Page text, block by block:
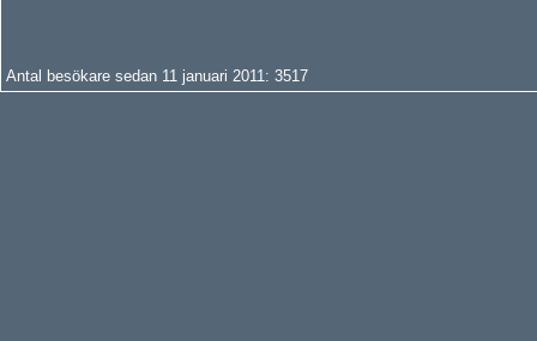
Antal besökare sedan 11 januari 2011: